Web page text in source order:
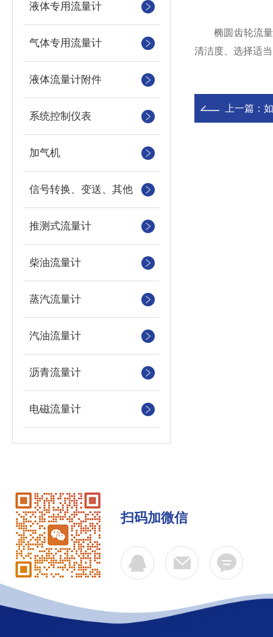
液体专用流量计
气体专用流量计
液体流量计附件
系统控制仪表
加气机
信号转换、变送、其他
推测式流量计
柴油流量计
蒸汽流量计
汽油流量计
沥青流量计
电磁流量计
椭圆齿轮流量
清洁度、选择适
上一篇：
扫码加微信